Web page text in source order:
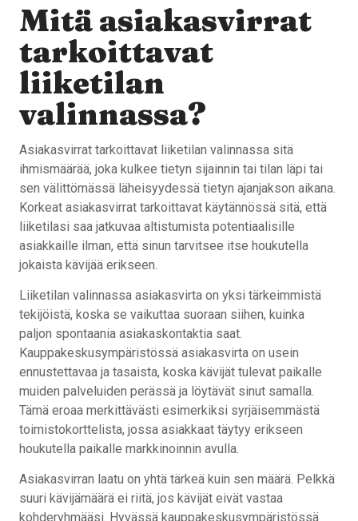
Mitä asiakasvirrat
tarkoittavat
liiketilan
valinnassa?
Asiakasvirrat tarkoittavat liiketilan valinnassa sitä
ihmismäärää, joka kulkee tietyn sijainnin tai tilan läpi tai
sen välittömässä läheisyydessä tietyn ajanjakson aikana.
Korkeat asiakasvirrat tarkoittavat käytännössä sitä, että
liiketilasi saa jatkuvaa altistumista potentiaalisille
asiakkaille ilman, että sinun tarvitsee itse houkutella
jokaista kävijää erikseen.
Liiketilan valinnassa asiakasvirta on yksi tärkeimmistä
tekijöistä, koska se vaikuttaa suoraan siihen, kuinka
paljon spontaania asiakaskontaktia saat.
Kauppakeskusympäristössä asiakasvirta on usein
ennustettavaa ja tasaista, koska kävijät tulevat paikalle
muiden palveluiden perässä ja löytävät sinut samalla.
Tämä eroaa merkittävästi esimerkiksi syrjäisemmästä
toimistokorttelista, jossa asiakkaat täytyy erikseen
houkutella paikalle markkinoinnin avulla.
Asiakasvirran laatu on yhtä tärkeä kuin sen määrä. Pelkkä
suuri kävijämäärä ei riitä, jos kävijät eivät vastaa
kohderyhmääsi. Hyvässä kauppakeskusympäristössä